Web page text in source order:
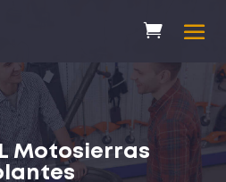
Motosierras